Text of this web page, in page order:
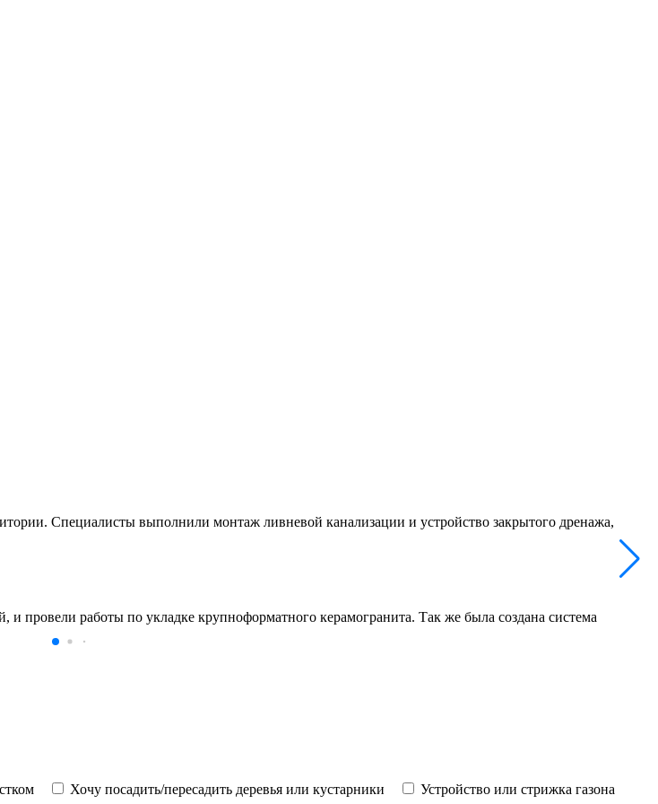
Специалисты выполнили монтаж ливневой канализации и устройство закрытого дренажа,
работы по укладке крупноформатного керамогранита. Так же была создана система
Хочу посадить/пересадить деревья или кустарники
Устройство или стрижка газона